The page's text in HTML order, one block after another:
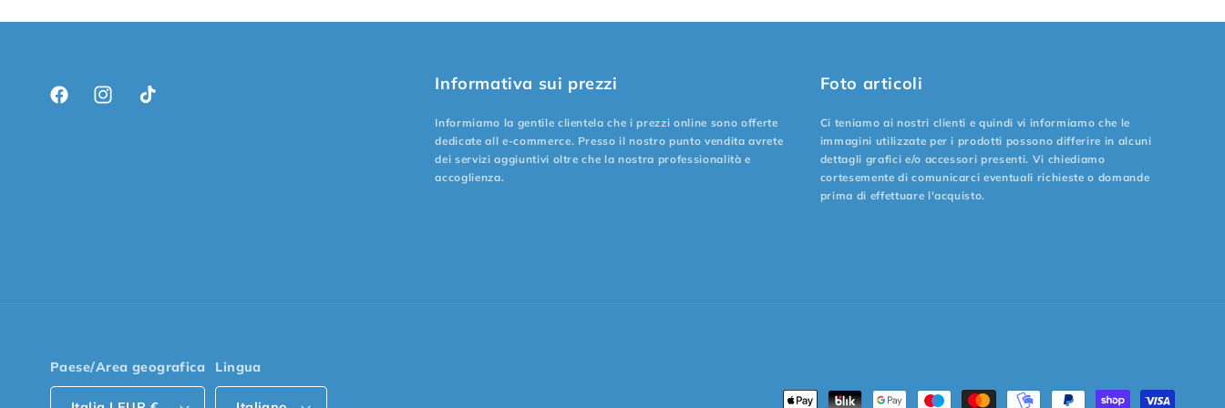
FacebookInstagramTikTok
Informativa sui prezzi
Informiamo la gentile clientela che i prezzi online sono offerte
dedicate all e-commerce. Presso il nostro punto vendita avrete
dei servizi aggiuntivi oltre che la nostra professionalità e
accoglienza.
Foto articoli
Ci teniamo ai nostri clienti e quindi vi informiamo che le
immagini utilizzate per i prodotti possono differire in alcuni
dettagli grafici e/o accessori presenti. Vi chiediamo
cortesemente di comunicarci eventuali richieste o domande
prima di effettuare l'acquisto.
Paese/Area geografica Lingua
Metodi